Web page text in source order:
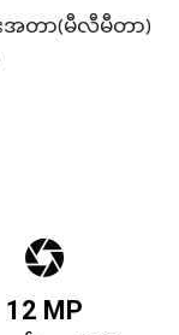
င္းအတာ(မီလီမီတာ)
12 MP